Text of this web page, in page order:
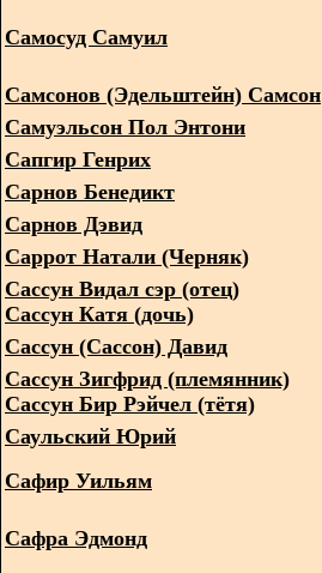
Самосуд Самуил
Самсонов (Эдельштейн) Самсон
Самуэльсон Пол Энтони
Сапгир Генрих
Сарнов Бенедикт
Сарнов Дэвид
Саррот Натали (Черняк)
Сассун Видал сэр (отец)
Сассун Катя (дочь)
Сассун (Сассон) Давид
Сассун Зигфрид (племянник)
Сассун Бир Рэйчел (тётя)
Саульский Юрий
Сафир Уильям
Сафра Эдмонд